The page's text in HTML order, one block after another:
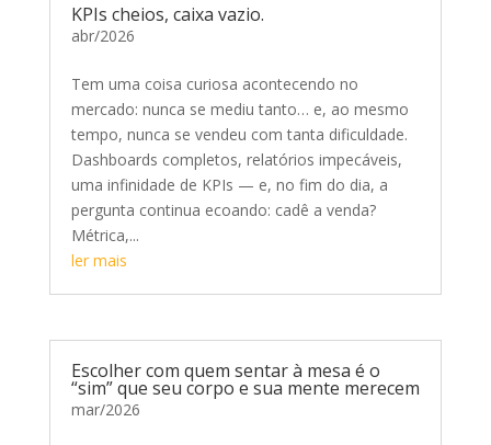
KPIs cheios, caixa vazio.
abr/2026
Tem uma coisa curiosa acontecendo no
mercado: nunca se mediu tanto… e, ao mesmo
tempo, nunca se vendeu com tanta dificuldade.
Dashboards completos, relatórios impecáveis,
uma infinidade de KPIs — e, no fim do dia, a
pergunta continua ecoando: cadê a venda?
Métrica,...
ler mais
Escolher com quem sentar à mesa é o
“sim” que seu corpo e sua mente merecem
mar/2026